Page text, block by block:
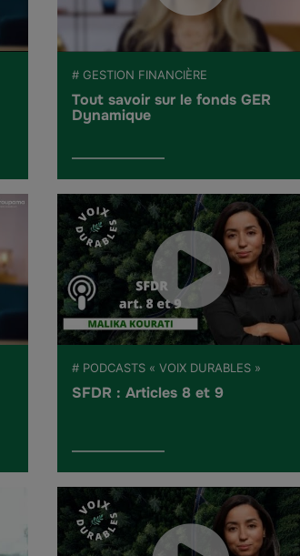
# GESTION FINANCIÈRE
Tout savoir sur le fonds GER
Dynamique
# PODCASTS « VOIX DURABLES »
SFDR : Articles 8 et 9